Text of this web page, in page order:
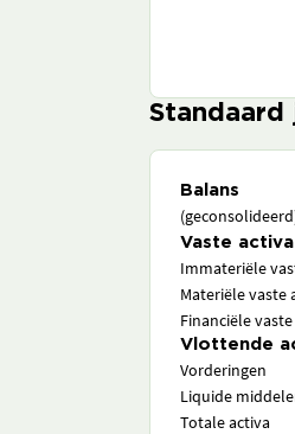
Standaard
Balans
Vaste activa
Immateriële
Materiële vaste
Financiële
Vlottende
Vorderingen
Liquide
Totale activa